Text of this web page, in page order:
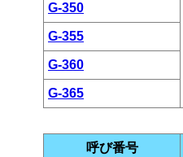
G-350
G-355
G-360
G-365
呼び番号